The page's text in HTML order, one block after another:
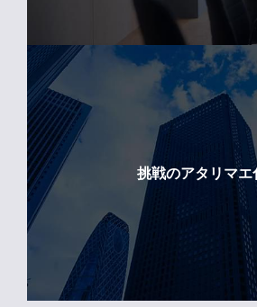
挑戦のアタリマエ